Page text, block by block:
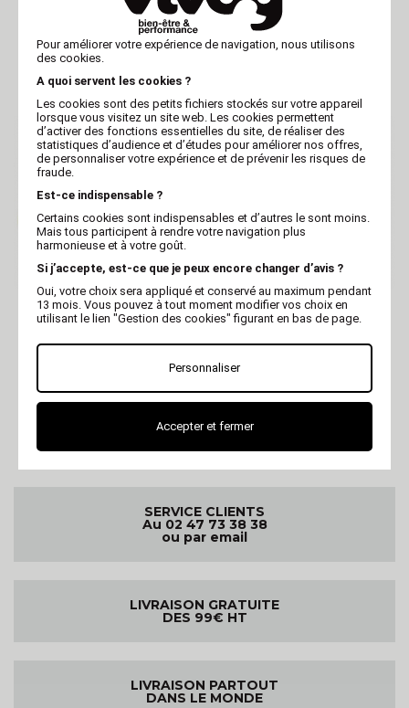
Gamelle double pour
Gamelle double pour
VIVOG
Gamelle plastique vert
PINK LILLY
Gamelle plastique rose
Pink Lilly
SERVICE CLIENTS
Au 02 47 73 38 38
ou par email
LIVRAISON GRATUITE
DES 99€ HT
LIVRAISON PARTOUT
DANS LE MONDE
Pour améliorer votre expérience de navigation, nous utilisons
des cookies.
A quoi servent les cookies ?
Les cookies sont des petits fichiers stockés sur votre appareil
lorsque vous visitez un site web. Les cookies permettent
d’activer des fonctions essentielles du site, de réaliser des
statistiques d’audience et d’études pour améliorer nos offres,
de personnaliser votre expérience et de prévenir les risques de
fraude.
Est-ce indispensable ?
Certains cookies sont indispensables et d’autres le sont moins.
Mais tous participent à rendre votre navigation plus
harmonieuse et à votre goût.
Si j’accepte, est-ce que je peux encore changer d’avis ?
Oui, votre choix sera appliqué et conservé au maximum pendant
13 mois. Vous pouvez à tout moment modifier vos choix en
utilisant le lien "Gestion des cookies" figurant en bas de page.
Personnaliser
Accepter et fermer